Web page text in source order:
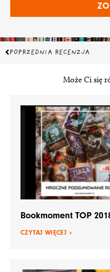
Prev
POPRZEDNIA RECENZJA
Może Ci się
Bookmoment TOP
CZYTAJ WIĘCEJ »